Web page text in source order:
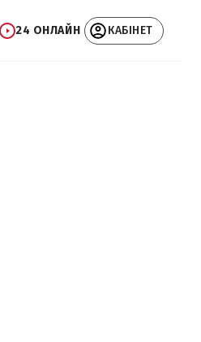
24 ОНЛАЙН КАБІНЕТ